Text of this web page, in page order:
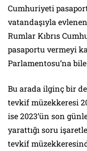
Cumhuriyeti
vatandaşıyla
Rumlar Kıbrıs
pasaportu vermeyi
Parlamentosu’na bile
Bu arada ilginç bir
tevkif müzekkeresi
ise 2023’ün son
yarattığı soru
tevkif